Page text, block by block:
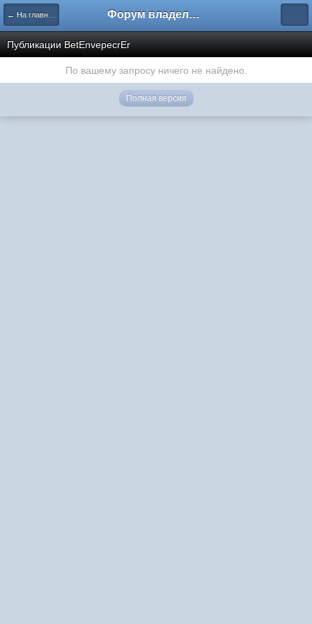
← На главную Форум владельцев интернет-магазинов
Публикации BetEnvepecrEr
По вашему запросу ничего не найдено.
Полная версия